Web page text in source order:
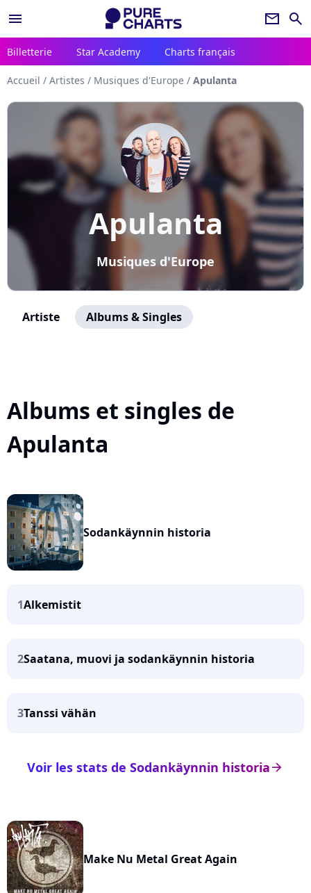
menu newsletter search
Billetterie Star Academy Charts français
Accueil / Artistes / Musiques d'Europe / Apulanta
Apulanta
Musiques d'Europe
Artiste Albums & Singles
Albums et singles de
Apulanta
Sodankäynnin historia
1Alkemistit
2Saatana, muovi ja sodankäynnin historia
3Tanssi vähän
arrow_right
Voir les stats de Sodankäynnin historia
Make Nu Metal Great Again